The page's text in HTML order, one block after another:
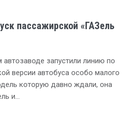
пассажирской «ГАЗель
запустили линию по
версии автобуса особо малого
которую давно ждали, она
и…